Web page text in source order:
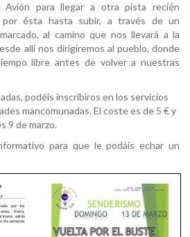
Avión para llegar a otra pista recién
por ésta hasta subir, a través de un
al camino que nos llevará a la
allí nos dirigiremos al pueblo, donde
libre antes de volver a nuestras
podéis inscribiros en los servicios
mancomunadas. El coste es de 5 € y
9 de marzo.
para que le podáis echar un